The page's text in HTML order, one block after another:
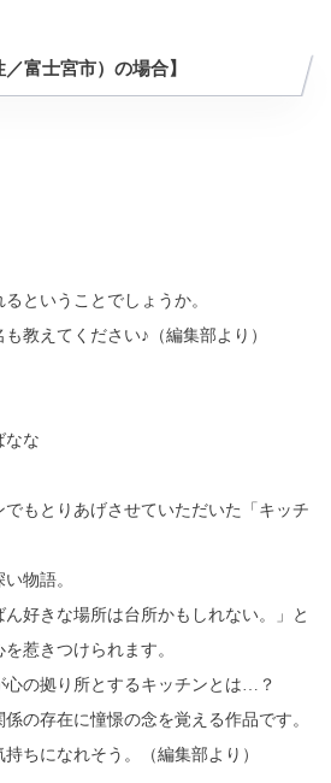
富士宮市）の場合】
ということでしょうか。
教えてください♪（編集部より）
なな
もとりあげさせていただいた「キッチ
物語。
ん好きな場所は台所かもしれない。」と
惹きつけられます。
心の拠り所とするキッチンとは…？
の存在に憧憬の念を覚える作品です。
ちになれそう。（編集部より）